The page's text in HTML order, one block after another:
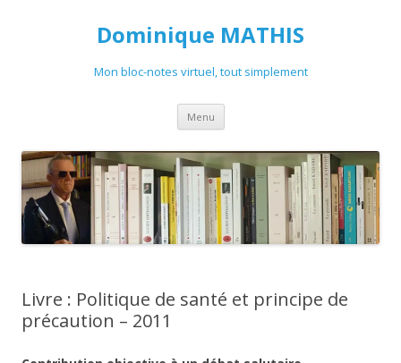
Dominique MATHIS
Mon bloc-notes virtuel, tout simplement
Menu Aller
contenu
Livre : Politique de santé et principe de
précaution – 2011